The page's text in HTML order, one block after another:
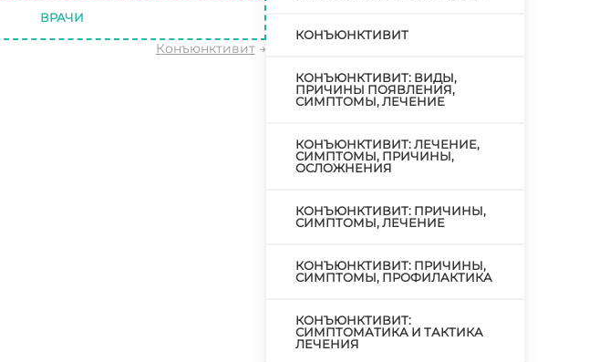
ВРАЧИ
Конъюнктивит→
КОНЪЮНКТИВИТ
КОНЪЮНКТИВИТ: ВИДЫ,
ПРИЧИНЫ ПОЯВЛЕНИЯ,
СИМПТОМЫ, ЛЕЧЕНИЕ
КОНЪЮНКТИВИТ: ЛЕЧЕНИЕ,
СИМПТОМЫ, ПРИЧИНЫ,
ОСЛОЖНЕНИЯ
КОНЪЮНКТИВИТ: ПРИЧИНЫ,
СИМПТОМЫ, ЛЕЧЕНИЕ
КОНЪЮНКТИВИТ: ПРИЧИНЫ,
СИМПТОМЫ, ПРОФИЛАКТИКА
КОНЪЮНКТИВИТ:
СИМПТОМАТИКА И ТАКТИКА
ЛЕЧЕНИЯ